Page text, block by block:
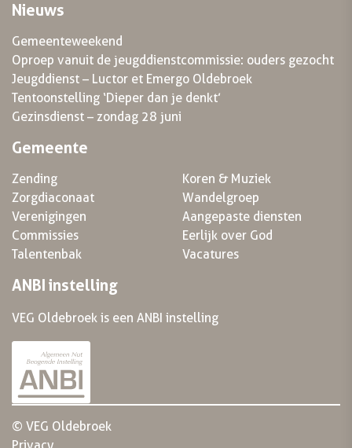
Nieuws
Gemeenteweekend
Oproep vanuit de jeugddienstcommissie: ouders gezocht
Jeugddienst – Luctor et Emergo Oldebroek
Tentoonstelling ‘Dieper dan je denkt’
Gezinsdienst – zondag 28 juni
Gemeente
Zending
Zorgdiaconaat
Verenigingen
Commissies
Talentenbak
Koren & Muziek
Wandelgroep
Aangepaste diensten
Eerlijk over God
Vacatures
ANBI instelling
VEG Oldebroek is een ANBI instelling
© VEG Oldebroek